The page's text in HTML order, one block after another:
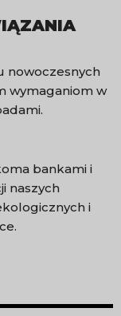
nowoczesnych
wymaganiom w
bankami i
naszych
i